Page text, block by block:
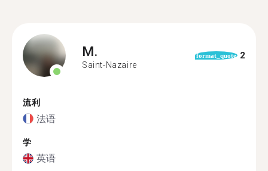
M.
Saint-Nazaire
format_quote 2
流利
法语
学
英语